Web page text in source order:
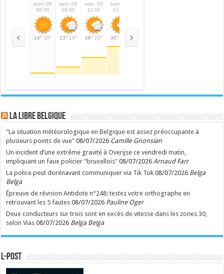
sam, 08
06:00
14° 10°
sam, 08
09:00
23° 14°
sam, 08
12:00
28° 22°
sam, 08
15:00
30°
LA Libre Belgique
"La situation météorologique en Belgique est assez préoccupante à
plusieurs points de vue" 08/07/2026 Camille Gnonsian
Un incident d’une extrême gravité à Overijse ce vendredi matin,
impliquant un faux policier "bruxellois" 08/07/2026 Arnaud Farr
La police peut dorénavant communiquer via Tik Tok 08/07/2026 Belga
Belga
Épreuve de révision Antidote n°248: testez votre orthographe en
retrouvant les 5 fautes 08/07/2026 Pauline Oger
Deux conducteurs sur trois sont en excès de vitesse dans les zones 30,
selon Vias 08/07/2026 Belga Belga
L-POST